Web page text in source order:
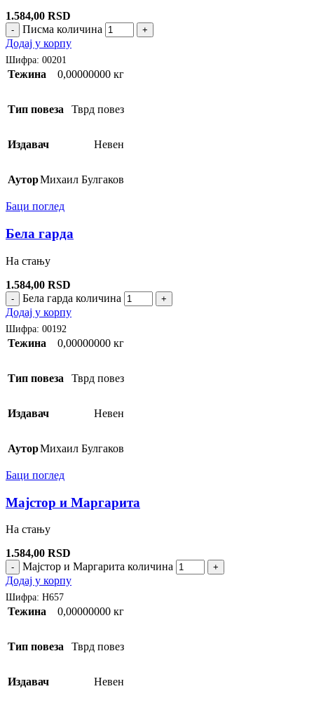
1.584,00 RSD
- Писма количина +
Додај у корпу
Шифра: 00201
Тежина 0,00000000 кг
Тип повеза Тврд повез
Издавач Невен
АуторМихаил Булгаков
Баци поглед
Бела гарда
На стању
1.584,00 RSD
- Бела гарда количина +
Додај у корпу
Шифра: 00192
Тежина 0,00000000 кг
Тип повеза Тврд повез
Издавач Невен
АуторМихаил Булгаков
Баци поглед
Мајстор и Маргарита
На стању
1.584,00 RSD
- Мајстор и Маргарита количина +
Додај у корпу
Шифра: H657
Тежина 0,00000000 кг
Тип повеза Тврд повез
Издавач Невен